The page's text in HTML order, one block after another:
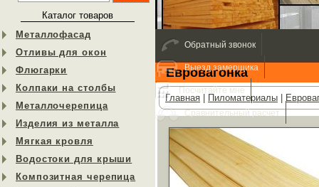
Каталог товаров
Металлофасад
Отливы для окон
Флюгарки
Колпаки на столбы
Металлочерепица
Изделия из металла
Мягкая кровля
Водостоки для крыши
Композитная черепица
Евровагонка
Главная Пиломатериалы
Обратный звонок
Выезд замерщика
Посчитайте мне
Сравнительный расчет